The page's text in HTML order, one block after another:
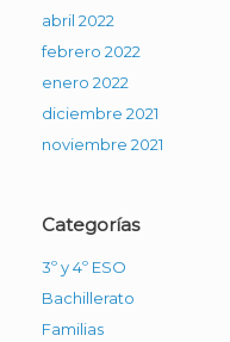
abril 2022
febrero 2022
enero 2022
diciembre 2021
noviembre 2021
Categorías
3º y 4º ESO
Bachillerato
Familias